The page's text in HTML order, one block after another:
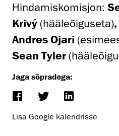
Hindamiskomisjon:
Krivý (hääleõiguseta)
Andres Ojari
Sean Tyler
Jaga sõpradega:
Lisa Google kalendrisse